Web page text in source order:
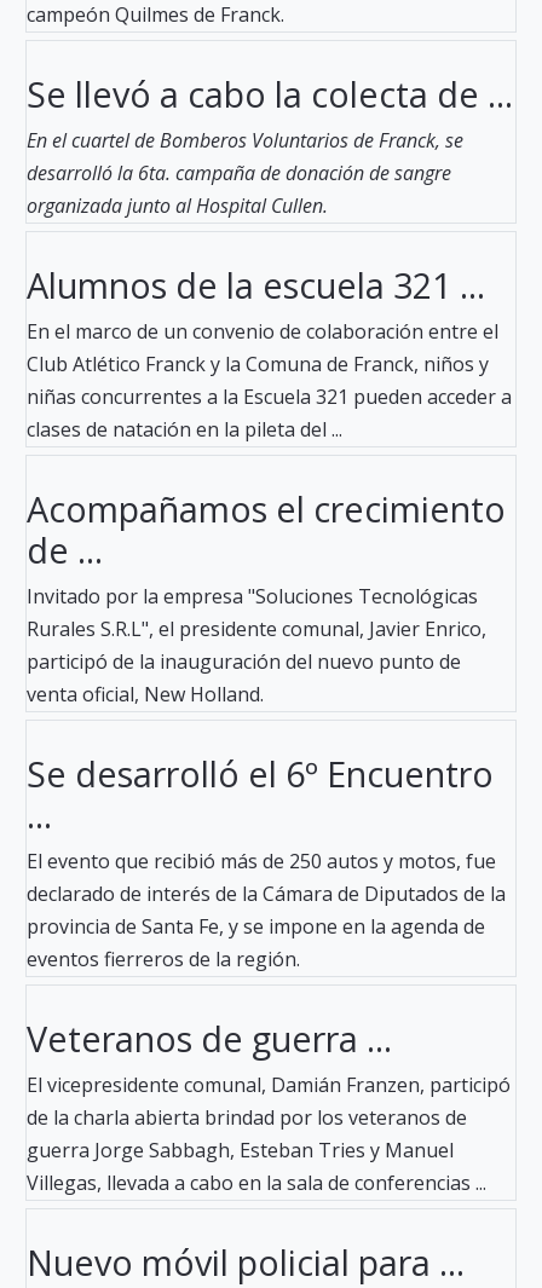
campeón Quilmes de Franck.
Se llevó a cabo la colecta de ...
En el cuartel de Bomberos Voluntarios de Franck, se
desarrolló la 6ta. campaña de donación de sangre
organizada junto al Hospital Cullen.
Alumnos de la escuela 321 ...
En el marco de un convenio de colaboración entre el
Club Atlético Franck y la Comuna de Franck, niños y
niñas concurrentes a la Escuela 321 pueden acceder a
clases de natación en la pileta del ...
Acompañamos el crecimiento
de ...
Invitado por la empresa "Soluciones Tecnológicas
Rurales S.R.L", el presidente comunal, Javier Enrico,
participó de la inauguración del nuevo punto de
venta oficial, New Holland.
Se desarrolló el 6º Encuentro
...
El evento que recibió más de 250 autos y motos, fue
declarado de interés de la Cámara de Diputados de la
provincia de Santa Fe, y se impone en la agenda de
eventos fierreros de la región.
Veteranos de guerra ...
El vicepresidente comunal, Damián Franzen, participó
de la charla abierta brindad por los veteranos de
guerra Jorge Sabbagh, Esteban Tries y Manuel
Villegas, llevada a cabo en la sala de conferencias ...
Nuevo móvil policial para ...